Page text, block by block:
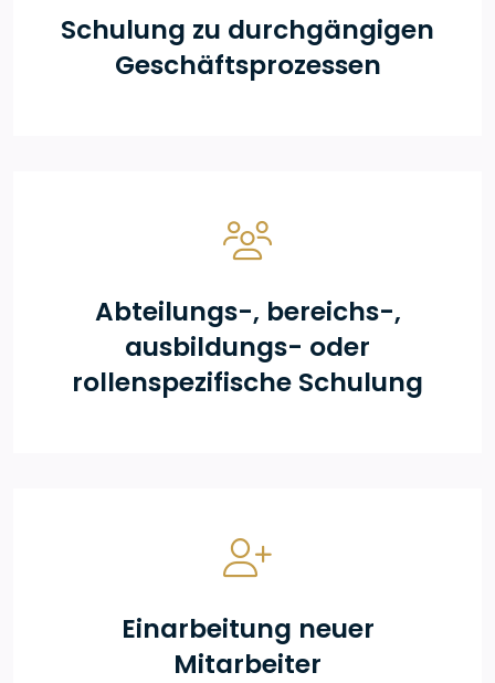
Schulung zu durchgängigen
Geschäftsprozessen
Abteilungs-, bereichs-,
ausbildungs- oder
rollenspezifische Schulung
Einarbeitung neuer
Mitarbeiter